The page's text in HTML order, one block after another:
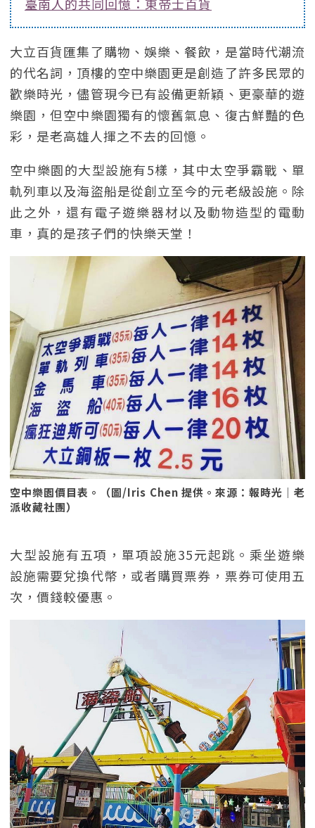
大立百貨匯集了購物、娛樂、餐飲，是當時代潮流
的代名詞，頂樓的空中樂園更是創造了許多民眾的
歡樂時光，儘管現今已有設備更新穎、更豪華的遊
樂園，但空中樂園獨有的懷舊氣息、復古鮮豔的色
彩，是老高雄人揮之不去的回憶。
空中樂園的大型設施有5樣，其中太空爭霸戰、單
軌列車以及海盜船是從創立至今的元老級設施。除
此之外，還有電子遊樂器材以及動物造型的電動
車，真的是孩子們的快樂天堂！
空中樂園價目表。（圖/Iris Chen 提供。來源：報時光｜老
派收藏社團）
大型設施有五項，單項設施35元起跳。乘坐遊樂
設施需要兌換代幣，或者購買票券，票券可使用五
次，價錢較優惠。